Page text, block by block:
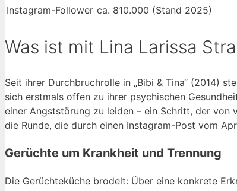
Instagram-Follower ca. 810.000 (Stand 2025)
Was ist mit Lina Larissa
Seit ihrer Durchbruchrolle in „Bibi & Tina“ (2014)
sich erstmals offen zu ihrer psychischen
einer Angststörung zu leiden – ein Schritt, der von
die Runde, die durch einen Instagram-Post vom
Gerüchte um Krankheit und Trennung
Die Gerüchteküche brodelt: Über eine konkrete